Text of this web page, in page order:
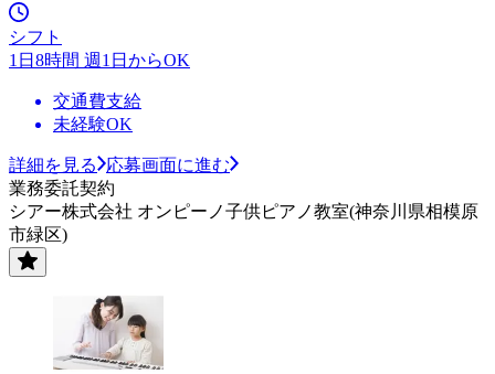
シフト
1日8時間 週1日からOK
交通費支給
未経験OK
詳細を見る
応募画面に進む
業務委託契約
シアー株式会社 オンピーノ子供ピアノ教室(神奈川県相模原
市緑区)